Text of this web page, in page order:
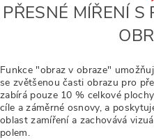
PŘESNÉ MÍŘENÍ
Funkce "obraz v obraze"
se zvětšenou časti obrazu pro
zabírá pouze 10 % celkové
cíle a záměrné osnovy, a
oblast zamíření a zachovává
polem.